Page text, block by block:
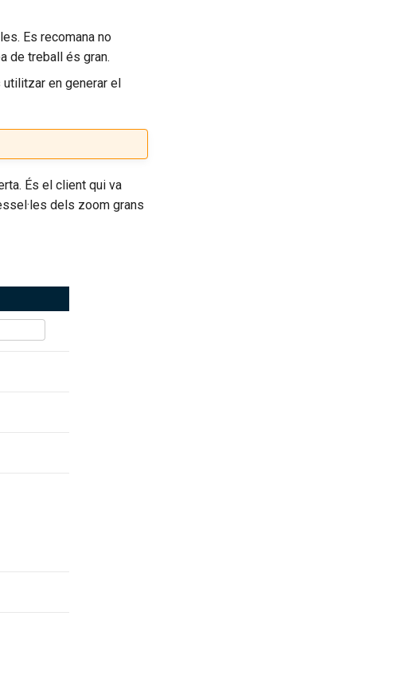
Es recomana no
de treball és gran.
en generar el
És el client qui va
dels zoom grans